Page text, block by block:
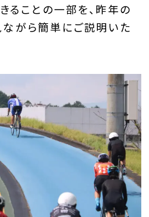
ることの一部を、昨年の
がら簡単にご説明いた